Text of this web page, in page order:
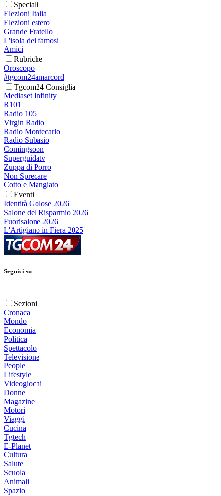
Speciali
Elezioni Italia
Elezioni estero
Grande Fratello
L'isola dei famosi
Amici
Rubriche
Oroscopo
#tgcom24amarcord
Tgcom24 Consiglia
Mediaset Infinity
R101
Radio 105
Virgin Radio
Radio Montecarlo
Radio Subasio
Comingsoon
Superguidatv
Zuppa di Porro
Non Sprecare
Cotto e Mangiato
Eventi
Identità Golose 2026
Salone del Risparmio 2026
Fuorisalone 2026
L'Artigiano in Fiera 2025
Seguici su
Sezioni
Cronaca
Mondo
Economia
Politica
Spettacolo
Televisione
People
Lifestyle
Videogiochi
Donne
Magazine
Motori
Viaggi
Cucina
Tgtech
E-Planet
Cultura
Salute
Scuola
Animali
Spazio